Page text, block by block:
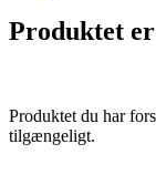
Produktet
Produktet du har
tilgængeligt.